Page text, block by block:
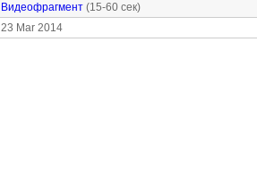
Видеофрагмент (15-60 сек)
23 Mar 2014